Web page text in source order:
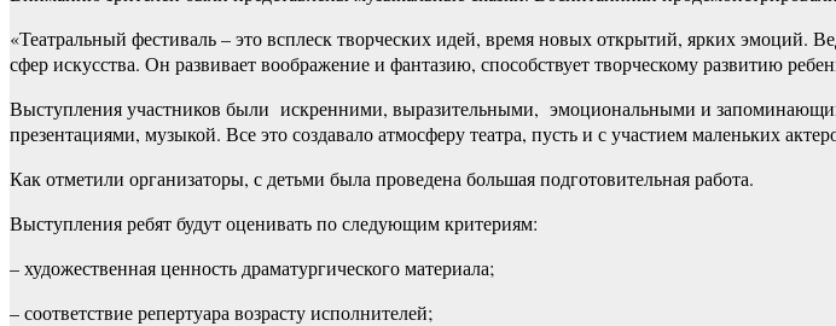
«Театральный фестиваль – это всплеск творческих идей, время новых открытий, ярких эмоций.
сфер искусства. Он развивает воображение и фантазию, способствует творческому развитию
Выступления участников были искренними, выразительными, эмоциональными и
презентациями, музыкой. Все это создавало атмосферу театра, пусть и с участием маленьких
Как отметили организаторы, с детьми была проведена большая подготовительная работа.
Выступления ребят будут оценивать по следующим критериям:
– художественная ценность драматургического материала;
– соответствие репертуара возрасту исполнителей;